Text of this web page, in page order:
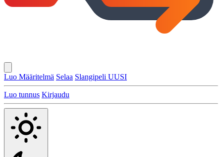
Luo Määritelmä Selaa Slangipeli UUSI
Luo tunnus Kirjaudu